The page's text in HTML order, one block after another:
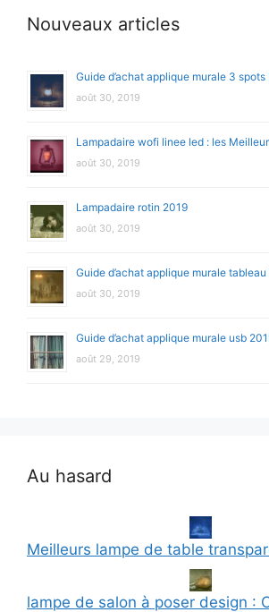
Nouveaux articles
Guide d’achat applique murale 3 spots
août 30, 2019
Lampadaire wofi linee led : les
août 30, 2019
Lampadaire rotin 2019
août 30, 2019
Guide d’achat applique murale
août 30, 2019
Guide d’achat applique murale usb
août 29, 2019
Au hasard
Meilleurs lampe de table
lampe de salon à poser design :